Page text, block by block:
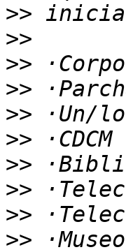
>>
>>
>>
>>
>>
>>
>>
>>
>>
>>